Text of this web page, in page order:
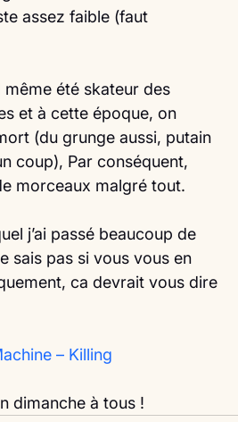
assez faible (faut
même été skateur des
et à cette époque, on
(du grunge aussi, putain
coup), Par conséquent,
morceaux malgré tout.
j’ai passé beaucoup de
sais pas si vous vous en
ca devrait vous dire
– Killing
dimanche à tous !